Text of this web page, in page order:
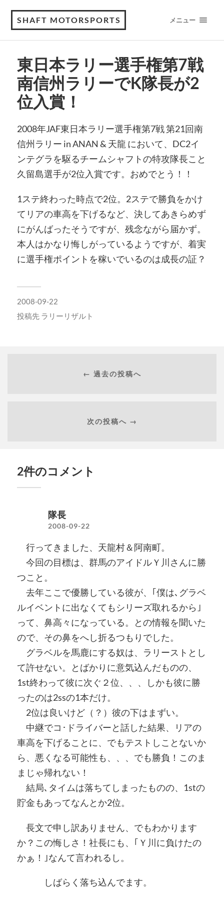
SHAFT MOTORSPORTS メニュー
東日本ラリー選手権第7戦
南信州ラリーでK隊長が2
位入賞！
2008年JAF東日本ラリー選手権第7戦 第21回南
信州ラリー in ANAN & 天龍 において、DC2イ
ンテグラを駆るチームシャフトの特攻隊長こと
久留島選手が2位入賞です。おめでとう！！
1ステ終わった時点で2位。2ステで勝負をかけ
てリアの車高を下げるなど、決してあきらめず
にがんばったそうですが、残念ながら届かず。
本人はかなり悔しがっているようですが、着実
に選手権ポイントを稼いでいるのは成長の証？
2008-09-22
投稿先 ラリーリザルト
← 過去の投稿へ
次の投稿へ →
2件のコメント
隊長
2008-09-22
行ってきました、天龍村＆阿南町。
今回の目標は、群馬のアイドルＹ川さんに勝
つこと。
去年ここで優勝している彼が、｢僕は､グラベ
ルイベントに出なくてもシリーズ取れるから｣
って、鼻高々になっている。との情報を聞いた
ので、その鼻をへし折るつもりでした。
グラベルを馬鹿にする奴は、ラリーストとし
て許せない。とばかりに意気込んだものの、
1st終わって彼に次ぐ２位、、、しかも彼に勝
ったのは2ssの1本だけ。
2位は良いけど（？）彼の下はまずい。
中継でコ･ドライバーと話した結果、リアの
車高を下げることに、でもテストしことないか
ら、悪くなる可能性も、、、でも勝負！このま
まじゃ帰れない！
結局､タイムは落ちてしまったものの、1stの
貯金もあってなんとか2位。
長文で申し訳ありません、でもわかります
か？この悔しさ！社長にも、｢Ｙ川に負けたの
かぁ！｣なんて言われるし。
しばらく落ち込んでます。